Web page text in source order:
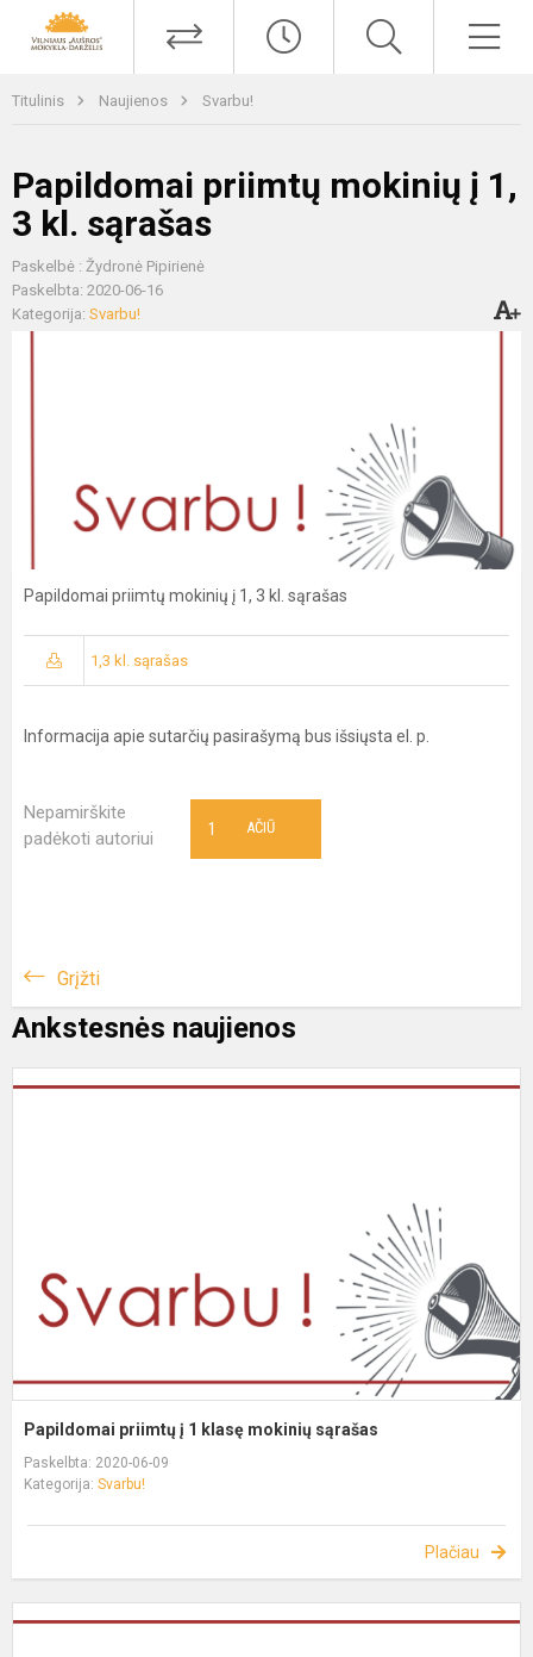
Titulinis Naujienos Svarbu!
Papildomai priimtų mokinių į 1,
3 kl. sąrašas
Paskelbė : Žydronė Pipirienė
Paskelbta: 2020-06-16
Kategorija: Svarbu!
Papildomai priimtų mokinių į 1, 3 kl. sąrašas
1,3 kl. sąrašas
Informacija apie sutarčių pasirašymą bus išsiųsta el. p.
Nepamirškite
padėkoti autoriui
AČIŪ
1
Grįžti
Ankstesnės naujienos
Papildomai priimtų į 1 klasę mokinių sąrašas
Paskelbta: 2020-06-09
Kategorija: Svarbu!
Plačiau